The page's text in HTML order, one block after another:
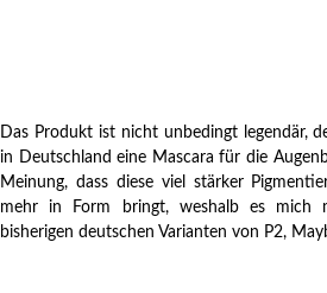
Das Produkt ist nicht unbedingt legendär,
in Deutschland eine Mascara für die
Meinung, dass diese viel stärker
mehr in Form bringt, weshalb es mich
bisherigen deutschen Varianten von P2,